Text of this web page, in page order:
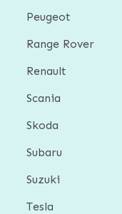
Peugeot
Range Rover
Renault
Scania
Skoda
Subaru
Suzuki
Tesla